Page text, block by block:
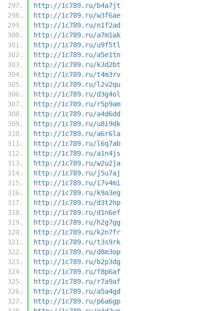
http://1c789.ru/b4a7jt
http://1c789.ru/w3f6ae
http://1c789.ru/n1f2ad
http://1c789.ru/a7m1ak
http://1c789.ru/u9f5tl
http://1c789.ru/a5e1tn
http://1c789.ru/k3d2bt
http://1c789.ru/t4m3rv
http://1c789.ru/l2v2qu
http://1c789.ru/d3g4ol
http://1c789.ru/r5p9am
http://1c789.ru/a4d6dd
http://1c789.ru/u8i9dk
http://1c789.ru/a6r6la
http://1c789.ru/l6q7ab
http://1c789.ru/a1n4js
http://1c789.ru/w2u2ja
http://1c789.ru/j5u7aj
http://1c789.ru/i7v4mi
http://1c789.ru/k9a3eg
http://1c789.ru/d3t2hp
http://1c789.ru/d1n6ef
http://1c789.ru/h2g7gg
http://1c789.ru/k2n7fr
http://1c789.ru/t3s9rk
http://1c789.ru/d8m3op
http://1c789.ru/b2p3dg
http://1c789.ru/f8p6af
http://1c789.ru/r7a9af
http://1c789.ru/a5a4gd
http://1c789.ru/p6a6gp